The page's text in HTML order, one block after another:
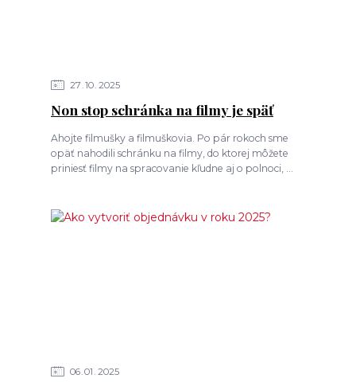
27 10 2025
Non stop schránka na filmy je späť
Ahojte filmušky a filmuškovia. Po pár rokoch sme
opäť nahodili schránku na filmy, do ktorej môžete
priniesť filmy na spracovanie kľudne aj o polnoci, ...
06 01 2025